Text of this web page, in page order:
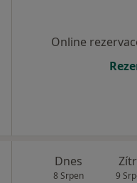
Online
Dnes
8 Srpen 9